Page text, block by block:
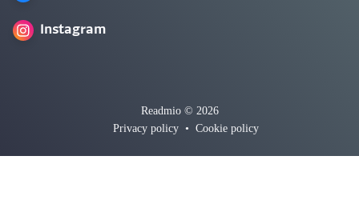
Instagram
Readmio © 2026
Privacy policy • Cookie policy